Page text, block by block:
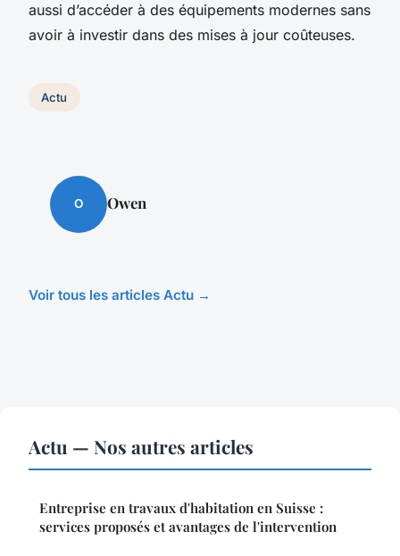
aussi d’accéder à des équipements modernes sans
avoir à investir dans des mises à jour coûteuses.
Actu
O Owen
Voir tous les articles Actu →
Actu — Nos autres articles
Entreprise en travaux d'habitation en Suisse :
services proposés et avantages de l'intervention